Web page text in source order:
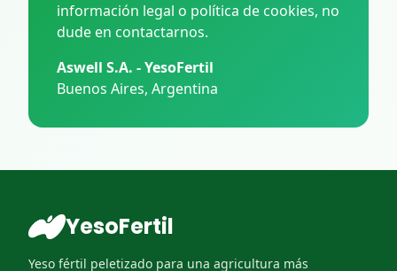
información legal o política de cookies, no
dude en contactarnos.
Aswell S.A. - YesoFertil
Buenos Aires, Argentina
YesoFertil
Yeso fértil peletizado para una agricultura más